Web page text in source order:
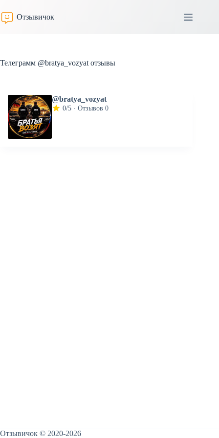
к
сути
Отзывичок
Телеграмм @bratya_vozyat отзывы
@bratya_vozyat
0/5 · Отзывов 0
Отзывичок © 2020-2026